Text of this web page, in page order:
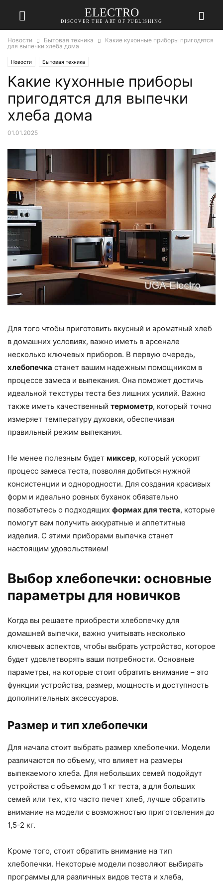
ELECTRO
DISCOVER THE ART OF PUBLISHING
Новости Бытовая техника
Какие кухонные приборы пригодятся
для выпечки хлеба дома
Новости Бытовая техника
Какие кухонные приборы
пригодятся для выпечки
хлеба дома
01.01.2025
Для того чтобы приготовить вкусный и ароматный хлеб
в домашних условиях, важно иметь в арсенале
несколько ключевых приборов. В первую очередь,
хлебопечка станет вашим надежным помощником в
процессе замеса и выпекания. Она поможет достичь
идеальной текстуры теста без лишних усилий. Важно
также иметь качественный термометр, который точно
измеряет температуру духовки, обеспечивая
правильный режим выпекания.
Не менее полезным будет миксер, который ускорит
процесс замеса теста, позволяя добиться нужной
консистенции и однородности. Для создания красивых
форм и идеально ровных буханок обязательно
позаботьтесь о подходящих формах для теста, которые
помогут вам получить аккуратные и аппетитные
изделия. С этими приборами выпечка станет
настоящим удовольствием!
Выбор хлебопечки: основные
параметры для новичков
Когда вы решаете приобрести хлебопечку для
домашней выпечки, важно учитывать несколько
ключевых аспектов, чтобы выбрать устройство, которое
будет удовлетворять ваши потребности. Основные
параметры, на которые стоит обратить внимание – это
функции устройства, размер, мощность и доступность
дополнительных аксессуаров.
Размер и тип хлебопечки
Для начала стоит выбрать размер хлебопечки. Модели
различаются по объему, что влияет на размеры
выпекаемого хлеба. Для небольших семей подойдут
устройства с объемом до 1 кг теста, а для больших
семей или тех, кто часто печет хлеб, лучше обратить
внимание на модели с возможностью приготовления до
1,5-2 кг.
Кроме того, стоит обратить внимание на тип
хлебопечки. Некоторые модели позволяют выбирать
программы для различных видов теста и хлеба,